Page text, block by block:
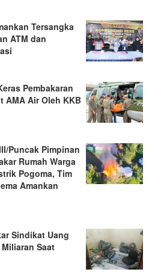
Tersangka
ATM dan
Pembakaran
AMA Air Oleh KKB
Puncak Pimpinan
Rumah Warga
Pogoma, Tim
Amankan
Sindikat Uang
Saat